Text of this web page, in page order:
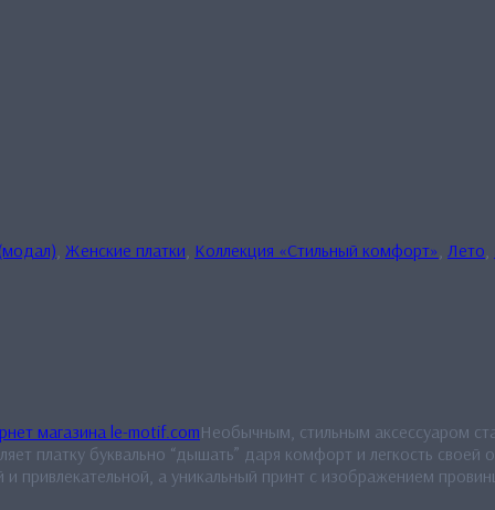
Женские платки Коллекция «Стильный комфорт» Лето
Необычным, стильным аксессуаром
платку буквально “дышать” даря комфорт и легкость
привлекательной, а уникальный принт с изображением